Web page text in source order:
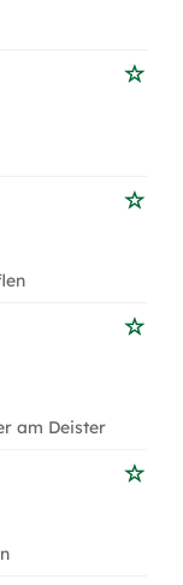
am Deister